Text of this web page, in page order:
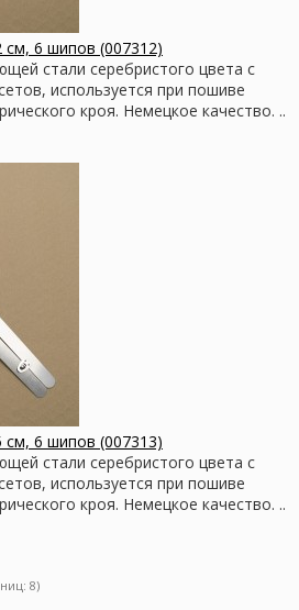
6 шипов (007312)
стали серебристого цвета с
используется при пошиве
кроя. Немецкое качество. ..
6 шипов (007313)
стали серебристого цвета с
используется при пошиве
кроя. Немецкое качество. ..
8)